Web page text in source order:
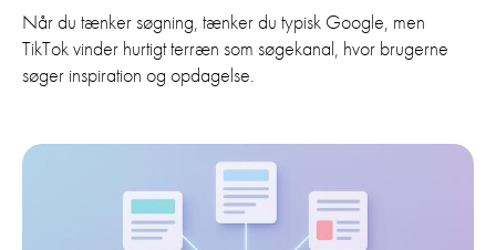
Når du tænker søgning, tænker du typisk Google, men
TikTok vinder hurtigt terræn som søgekanal, hvor brugerne
søger inspiration og opdagelse.